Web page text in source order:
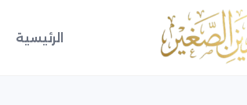
الرئيسية